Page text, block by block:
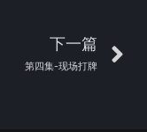
下一篇
第四集-现场打牌